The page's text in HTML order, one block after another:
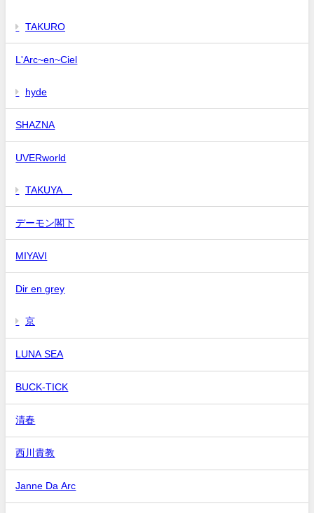
TAKURO
L'Arc~en~Ciel
hyde
SHAZNA
UVERworld
TAKUYA∞
デーモン閣下
MIYAVI
Dir en grey
京
LUNA SEA
BUCK-TICK
清春
西川貴教
Janne Da Arc